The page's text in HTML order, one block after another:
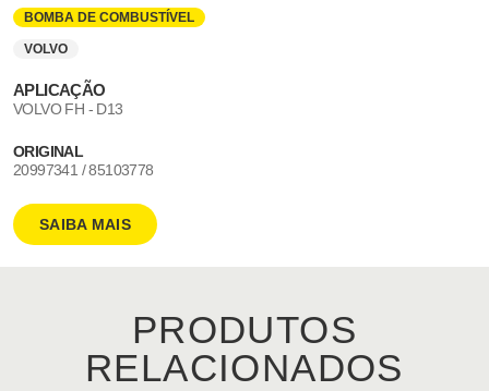
BOMBA DE COMBUSTÍVEL
VOLVO
APLICAÇÃO
VOLVO FH - D13
ORIGINAL
20997341 / 85103778
SAIBA MAIS
PRODUTOS
RELACIONADOS